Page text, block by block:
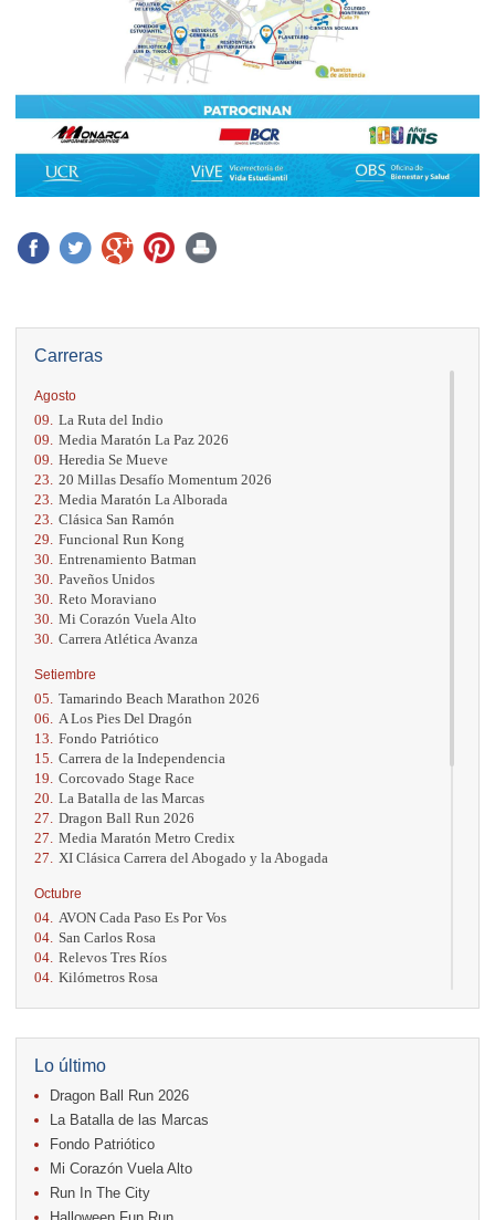
Carreras
Agosto
09. La Ruta del Indio
09. Media Maratón La Paz 2026
09. Heredia Se Mueve
23. 20 Millas Desafío Momentum 2026
23. Media Maratón La Alborada
23. Clásica San Ramón
29. Funcional Run Kong
30. Entrenamiento Batman
30. Paveños Unidos
30. Reto Moraviano
30. Mi Corazón Vuela Alto
30. Carrera Atlética Avanza
Setiembre
05. Tamarindo Beach Marathon 2026
06.
A Los Pies Del Dragón
13. Fondo Patriótico
15. Carrera de la Independencia
19. Corcovado Stage Race
20. La Batalla de las Marcas
27. Dragon Ball Run 2026
27. Media Maratón Metro Credix
27.
XI Clásica Carrera del Abogado y la Abogada
Octubre
04. AVON Cada Paso Es Por Vos
04. San Carlos Rosa
04. Relevos Tres Ríos
04. Kilómetros Rosa
18. Casa Turire Trail Run
18.
Warriors Run Circuit
18. Samsung Jacó Beach Half Marathon 2026
25. KRun by Under Armour
25. Run Alajuela
31.
Halloween Fun Run
Noviembre
08. Lindora Run
15. Entre Pan y Rosas
Lo último
Dragon Ball Run 2026
La Batalla de las Marcas
Fondo Patriótico
Mi Corazón Vuela Alto
Run In The City